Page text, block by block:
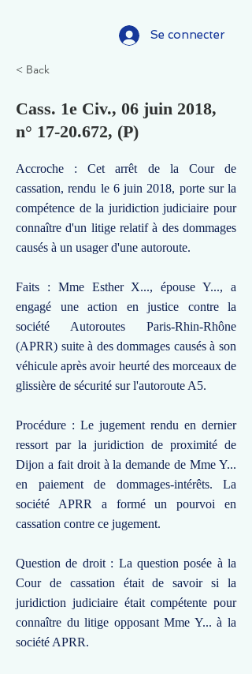
Se connecter
< Back
Cass. 1e Civ., 06 juin 2018,
n° 17-20.672, (P)
Accroche : Cet arrêt de la Cour de
cassation, rendu le 6 juin 2018, porte sur la
compétence de la juridiction judiciaire pour
connaître d'un litige relatif à des dommages
causés à un usager d'une autoroute.
Faits : Mme Esther X..., épouse Y..., a
engagé une action en justice contre la
société Autoroutes Paris-Rhin-Rhône
(APRR) suite à des dommages causés à son
véhicule après avoir heurté des morceaux de
glissière de sécurité sur l'autoroute A5.
Procédure : Le jugement rendu en dernier
ressort par la juridiction de proximité de
Dijon a fait droit à la demande de Mme Y...
en paiement de dommages-intérêts. La
société APRR a formé un pourvoi en
cassation contre ce jugement.
Question de droit : La question posée à la
Cour de cassation était de savoir si la
juridiction judiciaire était compétente pour
connaître du litige opposant Mme Y... à la
société APRR.